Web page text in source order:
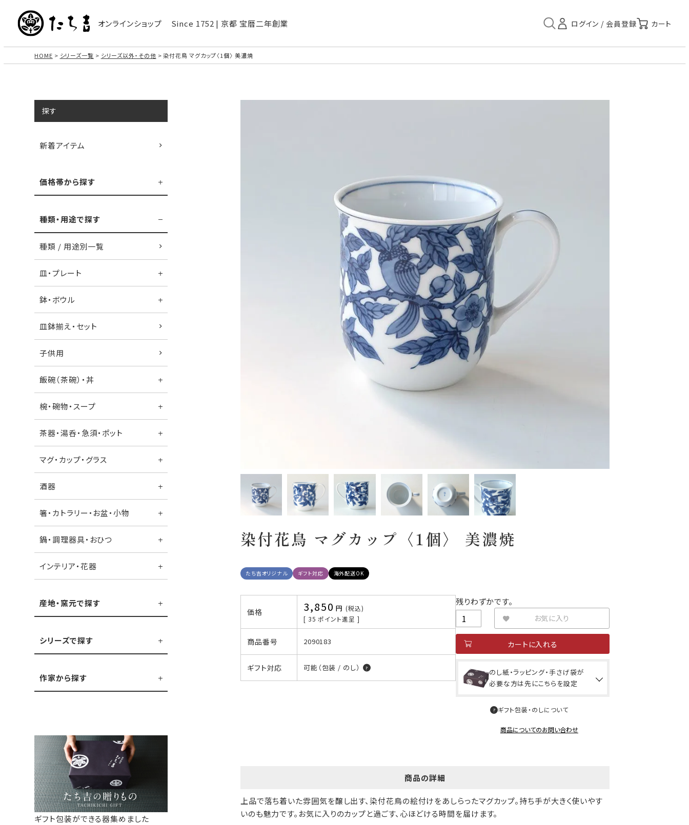
オンラインショップ Since 1752 | 京都 宝暦二年創業
HOME シリーズ一覧 シリーズ以外・その他 染付花鳥 マグカップ〈1個〉 美濃焼
探す
新着アイテム
価格帯から探す
種類・用途で探す
種類 / 用途別一覧
皿・プレート
鉢・ボウル
皿鉢揃え・セット
子供用
飯碗（茶碗）・丼
椀・碗物・スープ
茶器・湯呑・急須・ポット
マグ・カップ・グラス
酒器
箸・カトラリー・お盆・小物
鍋・調理器具・おひつ
インテリア・花器
産地・窯元で探す
シリーズで探す
作家から探す
ギフト包装ができる器集めました
染付花鳥 マグカップ〈1個〉 美濃焼
たち吉オリジナル ギフト対応 海外配送OK
価格 3,850
税込
[ 35 ポイント進呈 ]
商品番号 2090183
ギフト対応 可能（包装 / のし）
A.一般的なギフトに使用する包装紙です。
B.婚礼や出産、長寿祝などに使用する包装紙です。
残りわずかです。
お気に入り
カートに入れる
のし紙・ラッピング・手さげ袋が
必要な方は先にこちらを設定
ギフト包装・のしについて
商品についてのお問い合わせ
商品の詳細
上品で落ち着いた雰囲気を醸し出す、染付花鳥の絵付けをあしらったマグカップ。持ち手が大きく使いやす
いのも魅力です。お気に入りのカップと過ごす、心ほどける時間を届けます。